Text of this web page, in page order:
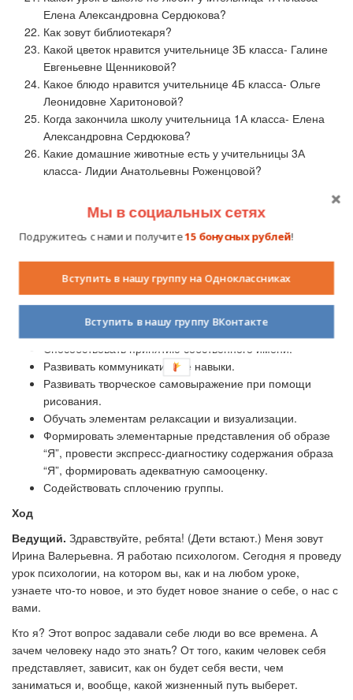
Елена Александровна Сердюкова?
Как зовут библиотекаря?
Какой цветок нравится учительнице 3Б класса- Галине
Евгеньевне Щенниковой?
Какое блюдо нравится учительнице 4Б класса- Ольге
Леонидовне Харитоновой?
Когда закончила школу учительница 1А класса- Елена
Александровна Сердюкова?
Какие домашние животные есть у учительницы 3А
класса- Лидии Анатольевны Роженцовой?
Способствовать формированию позитивного образа “Я”.
Развивать навыки общения.
Активизировать процесс самопознания.
Задачи
Развивать позитивное самовосприятие.
Способствовать принятию собственного имени.
Развивать коммуникативные навыки.
Развивать творческое самовыражение при помощи
рисования.
Обучать элементам релаксации и визуализации.
Формировать элементарные представления об образе
“Я”, провести экспресс-диагностику содержания образа
“Я”, формировать адекватную самооценку.
Содействовать сплочению группы.
Ход
Ведущий. Здравствуйте, ребята! (Дети встают.) Меня зовут
Ирина Валерьевна. Я работаю психологом. Сегодня я проведу
урок психологии, на котором вы, как и на любом уроке,
узнаете что-то новое, и это будет новое знание о себе, о нас с
вами.
Кто я? Этот вопрос задавали себе люди во все времена. А
зачем человеку надо это знать? От того, каким человек себя
представляет, зависит, как он будет себя вести, чем
заниматься и, вообще, какой жизненный путь выберет.
Мы в социальных сетях
Подружитесь с нами и получите15 бонусных рублей!
Вступить в нашу группу на Одноклассниках
Вступить в нашу группу ВКонтакте